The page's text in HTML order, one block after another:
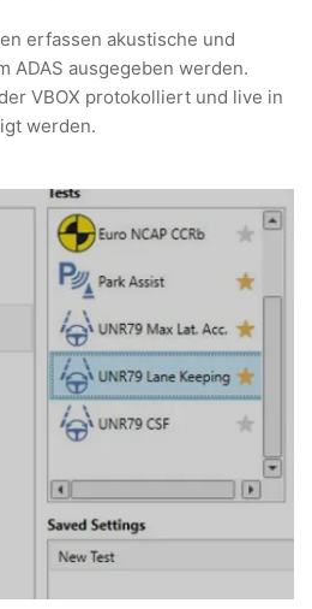
erfassen akustische und
ADAS ausgegeben werden.
VBOX protokolliert und live in
werden.